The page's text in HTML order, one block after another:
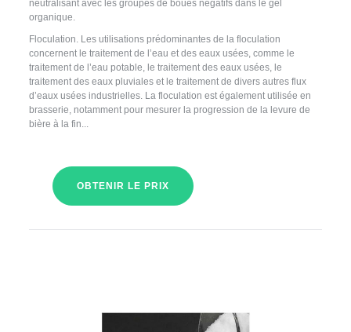
neutralisant avec les groupes de boues négatifs dans le gel
organique.
Floculation. Les utilisations prédominantes de la floculation
concernent le traitement de l’eau et des eaux usées, comme le
traitement de l’eau potable, le traitement des eaux usées, le
traitement des eaux pluviales et le traitement de divers autres flux
d’eaux usées industrielles. La floculation est également utilisée en
brasserie, notamment pour mesurer la progression de la levure de
bière à la fin...
OBTENIR LE PRIX